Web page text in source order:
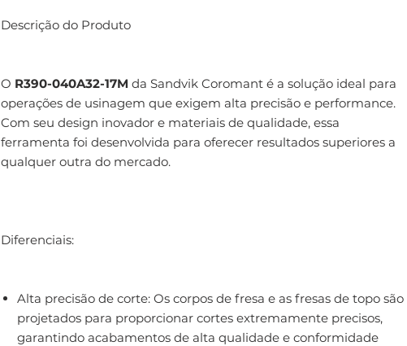
Descrição do Produto
O R390-040A32-17M da Sandvik Coromant é a solução ideal para
operações de usinagem que exigem alta precisão e performance.
Com seu design inovador e materiais de qualidade, essa
ferramenta foi desenvolvida para oferecer resultados superiores a
qualquer outra do mercado.
Diferenciais:
Alta precisão de corte: Os corpos de fresa e as fresas de topo são
projetados para proporcionar cortes extremamente precisos,
garantindo acabamentos de alta qualidade e conformidade